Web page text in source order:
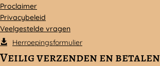
Proclaimer
Privacybeleid
Veelgestelde vragen
Herroepingsformulier
Veilig verzenden en betalen